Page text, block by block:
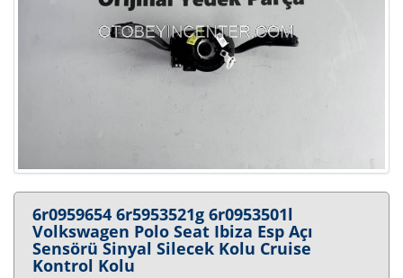
6r0959654 6r5953521g 6r0953501l
Volkswagen Polo Seat Ibiza Esp Açı
Sensörü Sinyal Silecek Kolu Cruise
Kontrol Kolu